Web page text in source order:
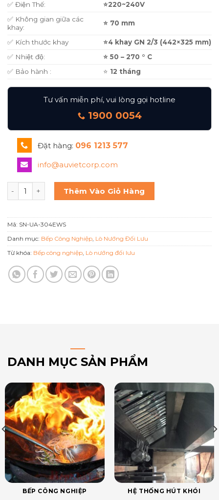
✅ Điện Thế:
⭐220~240V
✅ Không gian giữa các
khay:
⭐ 70 mm
✅ Kích thước khay
⭐4 khay GN 2/3 (442×325 mm)
✅ Nhiệt độ:
⭐ 50 – 270 ° C
✅ Bảo hành :
⭐ 12 tháng
Tư vấn miễn phí, vui lòng gọi hotline
1900 0054
Đặt hàng: 096 1213 577
info@auvietcorp.com
LÒ NƯỚNG INOXTREND NHẬP KHẨU SN-UA-304EWS số
Thêm Vào Giỏ Hàng
Mã: SN-UA-304EWS
Danh mục: Bếp Công Nghiệp Lò Nướng Đối Lưu
Từ khóa: Bếp công nghiệp Lò nướng đối lưu
DANH MỤC SẢN PHẨM
BẾP CÔNG NGHIỆP HỆ THỐNG HÚT KHÓI